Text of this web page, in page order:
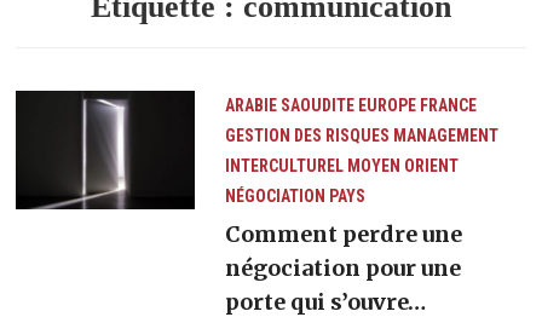
ARABIE SAOUDITE EUROPE FRANCE
GESTION DES RISQUES MANAGEMENT
INTERCULTUREL MOYEN ORIENT
NÉGOCIATION PAYS
Comment perdre une
négociation pour une
porte qui s’ouvre…